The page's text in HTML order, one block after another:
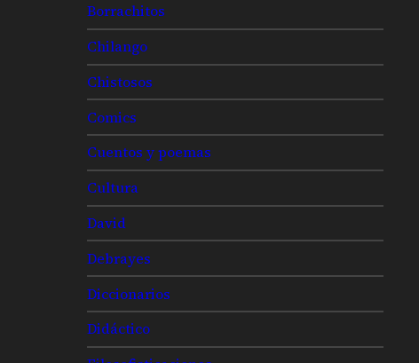
Borrachitos
Chilango
Chistosos
Comics
Cuentos y poemas
Cultura
David
Debrayes
Diccionarios
Didáctico